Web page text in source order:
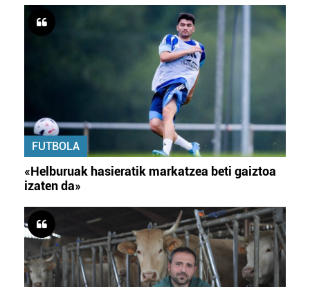
FUTBOLA
«Helburuak hasieratik markatzea beti gaiztoa
izaten da»